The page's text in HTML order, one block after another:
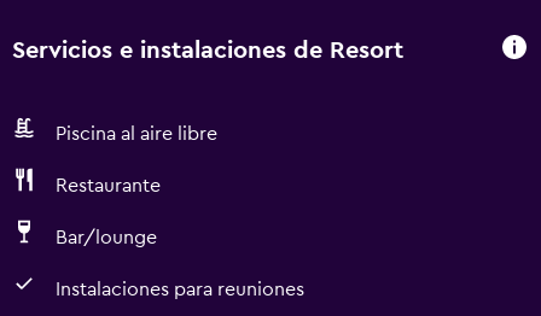
Servicios e instalaciones de Resort
Piscina al aire libre
Restaurante
Bar/lounge
Instalaciones para reuniones